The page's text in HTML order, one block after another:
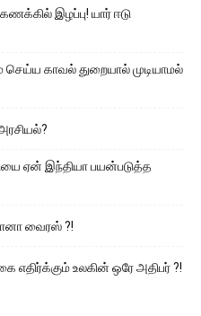
இழப்பு! யார் ஈடு
காவல் துறையால் முடியாமல்
ஏன் இந்தியா பயன்படுத்த
வைரஸ் ?!
உலகின் ஒரே அதிபர் ?!